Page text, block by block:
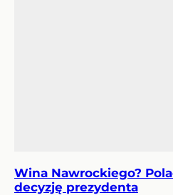
Wina Nawrockiego?
decyzję prezydenta